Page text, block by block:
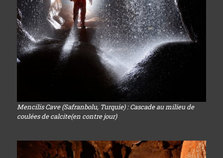
Mencilis Cave (Safranbolu, Turquie) : Cascade au milieu de
coulées de calcite(en contre jour)